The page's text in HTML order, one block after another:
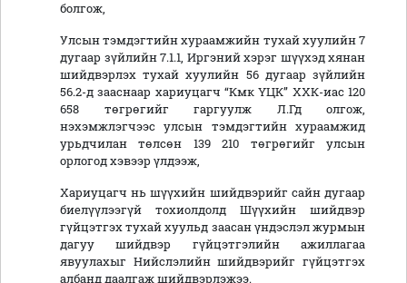
болгож,
Улсын тэмдэгтийн хураамжийн тухай хуулийн 7
дугаар зүйлийн 7.1.1, Иргэний хэрэг шүүхэд хянан
шийдвэрлэх тухай хуулийн 56 дугаар зүйлийн
56.2-д зааснаар хариуцагч “Кмк ҮЦК” ХХК-иас 120
658 төгрөгийг гаргуулж Л.Гд олгож,
нэхэмжлэгчээс улсын тэмдэгтийн хураамжид
урьдчилан төлсөн 139 210 төгрөгийг улсын
орлогод хэвээр үлдээж,
Хариуцагч нь шүүхийн шийдвэрийг сайн дугаар
биелүүлээгүй тохиолдолд Шүүхийн шийдвэр
гүйцэтгэх тухай хуульд заасан үндэслэл журмын
дагуу шийдвэр гүйцэтгэлийн ажиллагаа
явуулахыг Нийслэлийн шийдвэрийг гүйцэтгэх
албанд даалгаж шийдвэрлэжээ.